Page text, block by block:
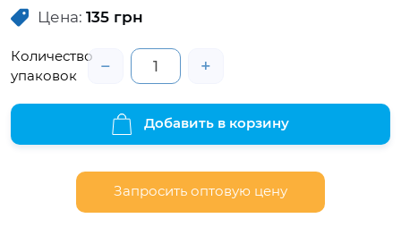
Пакет прочный, герметичный,
открывается только снаружи. Имеет
специальную застежку, благодаря которой
закрывается многократно, предотвращая
просыпание содержимого и сохраняя
возможность осмотра продукции при
покупке за счет прозрачной упаковки.
Цена: 135 грн
Количество
упаковок
− +
Добавить в корзину
Запросить оптовую цену